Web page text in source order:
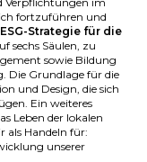
fortzuführen und
ESG-Strategie für die
sechs Säulen, zu
sowie Bildung
Die Grundlage für die
und Design, die sich
Ein weiteres
Leben der lokalen
als Handeln für:
unserer